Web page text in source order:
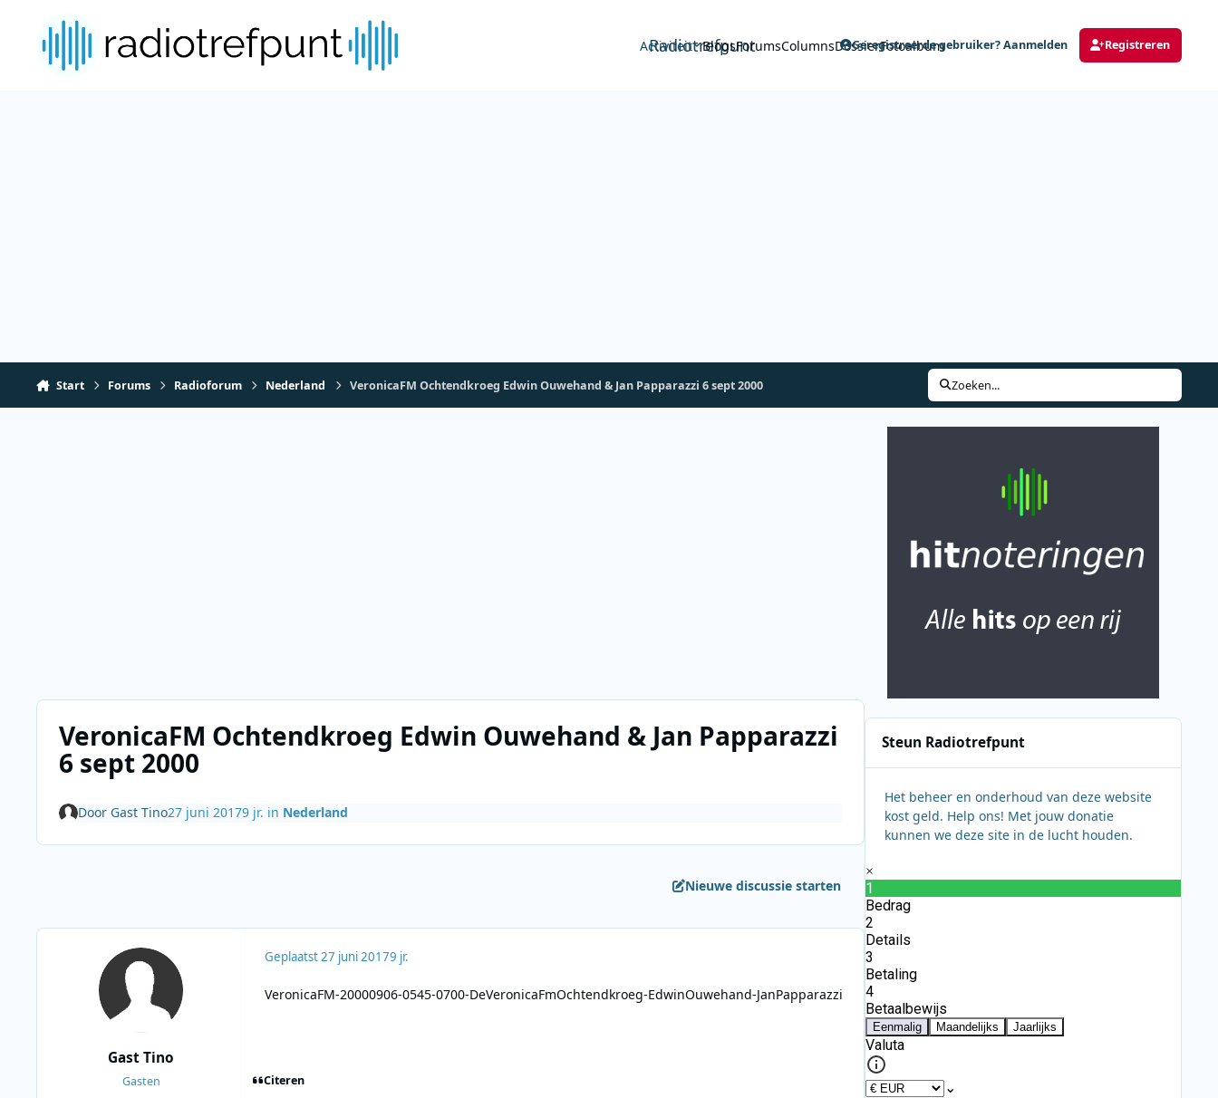
Radiotrefpunt
Activiteit BlogsForumsColumnsDossierFotoalbum
Geregistreerde gebruiker? Aanmelden Registreren
Start Forums Radioforum Nederland VeronicaFM Ochtendkroeg Edwin Ouwehand & Jan Papparazzi 6 sept 2000 Zoeken...
VeronicaFM Ochtendkroeg Edwin Ouwehand & Jan Papparazzi
6 sept 2000
Door Gast Tino27 juni 20179 jr. in Nederland
Nieuwe discussie starten
Gast Tino
Gasten
Geplaatst27 juni 20179 jr.
VeronicaFM-20000906-0545-0700-DeVeronicaFmOchtendkroeg-EdwinOuwehand-JanPapparazzi
Citeren
Steun Radiotrefpunt
Het beheer en onderhoud van deze website
kost geld. Help ons! Met jouw donatie
kunnen we deze site in de lucht houden.